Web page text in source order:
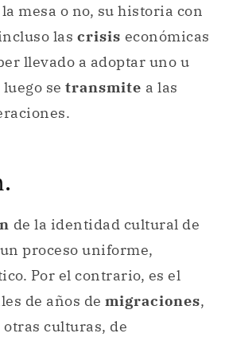
mesa o no, su historia con
las crisis económicas
llevado a adoptar uno u
se transmite a las
de la identidad cultural de
proceso uniforme,
Por el contrario, es el
de años de migraciones,
culturas, de